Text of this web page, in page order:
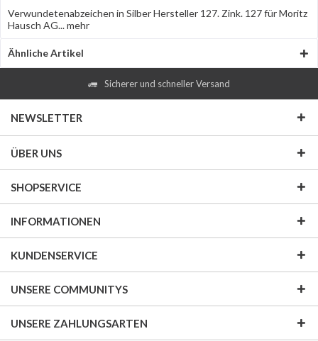
Verwundetenabzeichen in Silber Hersteller 127. Zink. 127 für Moritz
Hausch AG...mehr
Ähnliche Artikel
Sicherer und schneller Versand
NEWSLETTER
ÜBER UNS
SHOPSERVICE
INFORMATIONEN
KUNDENSERVICE
UNSERE COMMUNITYS
UNSERE ZAHLUNGSARTEN